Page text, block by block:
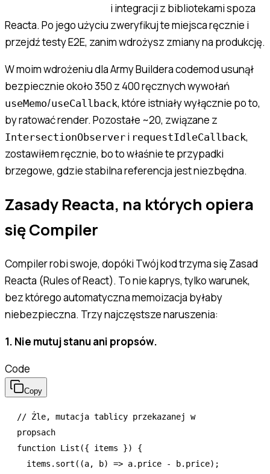
i integracji z bibliotekami spoza
Reacta. Po jego użyciu zweryfikuj te miejsca ręcznie i
przejdź testy E2E, zanim wdrożysz zmiany na produkcję.
W moim wdrożeniu dla Army Buildera codemod usunął
bezpiecznie około 350 z 400 ręcznych wywołań
useMemo/useCallback, które istniały wyłącznie po to,
by ratować render. Pozostałe ~20, związane z
IntersectionObserver i requestIdleCallback,
zostawiłem ręcznie, bo to właśnie te przypadki
brzegowe, gdzie stabilna referencja jest niezbędna.
Zasady Reacta, na których opiera
się Compiler
Compiler robi swoje, dopóki Twój kod trzyma się Zasad
Reacta (Rules of React). To nie kaprys, tylko warunek,
bez którego automatyczna memoizacja byłaby
niebezpieczna. Trzy najczęstsze naruszenia:
1. Nie mutuj stanu ani propsów.
Code
Copy
// Źle, mutacja tablicy przekazanej w
propsach
function List ({ items }) {
  items
.sort ((a, b) => a.price - b